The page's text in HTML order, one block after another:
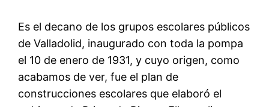
Es el decano de los grupos escolares públicos
de Valladolid, inaugurado con toda la pompa
el 10 de enero de 1931, y cuyo origen, como
acabamos de ver, fue el plan de
construcciones escolares que elaboró el